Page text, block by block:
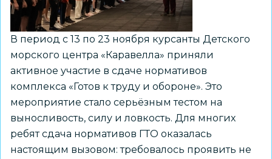
В период с 13 по 23 ноября курсанты Детского
морского центра «Каравелла» приняли
активное участие в сдаче нормативов
комплекса «Готов к труду и обороне». Это
мероприятие стало серьёзным тестом на
выносливость, силу и ловкость. Для многих
ребят сдача нормативов ГТО оказалась
настоящим вызовом: требовалось проявить не